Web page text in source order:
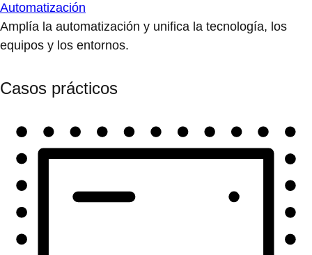
Automatización
Amplía la automatización y unifica la tecnología, los
equipos y los entornos.
Casos prácticos